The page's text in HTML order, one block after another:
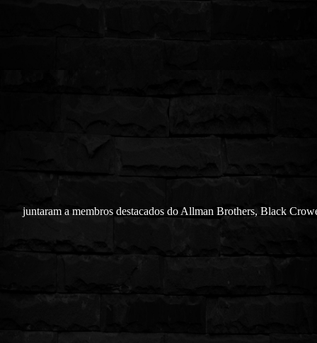
juntaram a membros destacados do Allman Brothers, Black